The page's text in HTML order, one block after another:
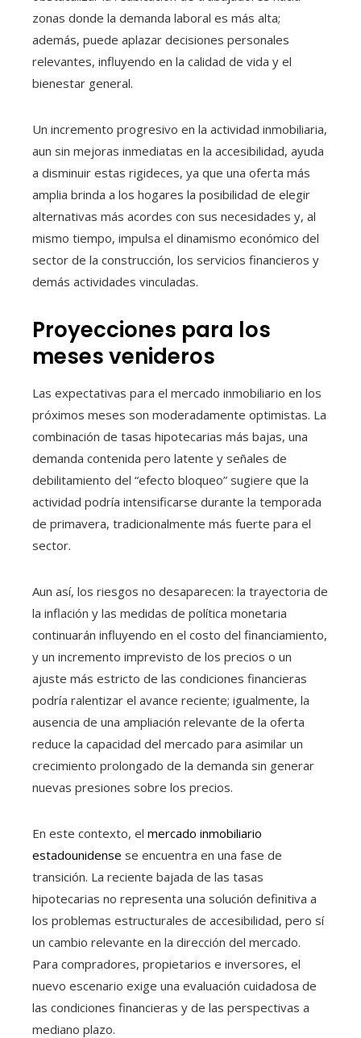
zonas donde la demanda laboral es más alta;
además, puede aplazar decisiones personales
relevantes, influyendo en la calidad de vida y el
bienestar general.
Un incremento progresivo en la actividad inmobiliaria,
aun sin mejoras inmediatas en la accesibilidad, ayuda
a disminuir estas rigideces, ya que una oferta más
amplia brinda a los hogares la posibilidad de elegir
alternativas más acordes con sus necesidades y, al
mismo tiempo, impulsa el dinamismo económico del
sector de la construcción, los servicios financieros y
demás actividades vinculadas.
Proyecciones para los
meses venideros
Las expectativas para el mercado inmobiliario en los
próximos meses son moderadamente optimistas. La
combinación de tasas hipotecarias más bajas, una
demanda contenida pero latente y señales de
debilitamiento del “efecto bloqueo” sugiere que la
actividad podría intensificarse durante la temporada
de primavera, tradicionalmente más fuerte para el
sector.
Aun así, los riesgos no desaparecen: la trayectoria de
la inflación y las medidas de política monetaria
continuarán influyendo en el costo del financiamiento,
y un incremento imprevisto de los precios o un
ajuste más estricto de las condiciones financieras
podría ralentizar el avance reciente; igualmente, la
ausencia de una ampliación relevante de la oferta
reduce la capacidad del mercado para asimilar un
crecimiento prolongado de la demanda sin generar
nuevas presiones sobre los precios.
En este contexto, el mercado inmobiliario
estadounidense se encuentra en una fase de
transición. La reciente bajada de las tasas
hipotecarias no representa una solución definitiva a
los problemas estructurales de accesibilidad, pero sí
un cambio relevante en la dirección del mercado.
Para compradores, propietarios e inversores, el
nuevo escenario exige una evaluación cuidadosa de
las condiciones financieras y de las perspectivas a
mediano plazo.